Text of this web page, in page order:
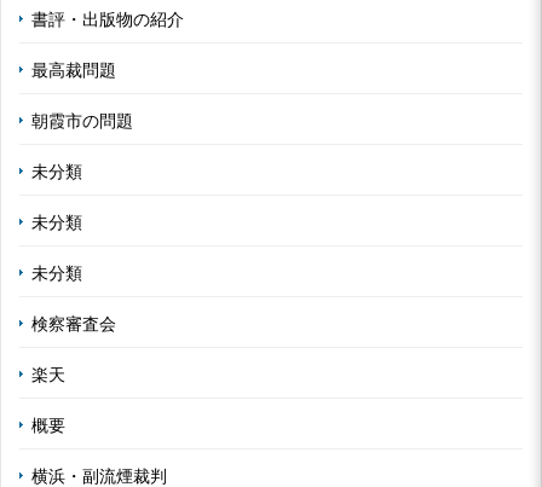
書評・出版物の紹介
最高裁問題
朝霞市の問題
未分類
未分類
未分類
検察審査会
楽天
概要
横浜・副流煙裁判